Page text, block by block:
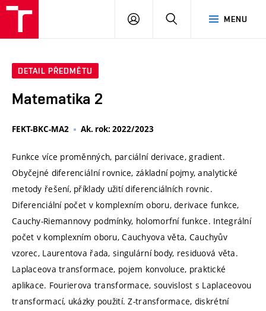
MENU
PŘIHLÁSIT
DETAIL PŘEDMĚTU
Matematika 2
FEKT-BKC-MA2 Ak. rok: 2022/2023
Funkce více proměnných, parciální derivace, gradient.
Obyčejné diferenciální rovnice, základní pojmy, analytické
metody řešení, příklady užití diferenciálních rovnic.
Diferenciální počet v komplexním oboru, derivace funkce,
Cauchy-Riemannovy podmínky, holomorfní funkce. Integrální
počet v komplexním oboru, Cauchyova věta, Cauchyův
vzorec, Laurentova řada, singulární body, residuová věta.
Laplaceova transformace, pojem konvoluce, praktické
aplikace. Fourierova transformace, souvislost s Laplaceovou
transformací, ukázky použití. Z-transformace, diskrétní